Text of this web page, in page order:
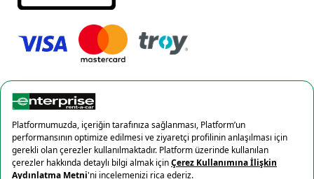
Gizlilik Politikası
Çerez politikası